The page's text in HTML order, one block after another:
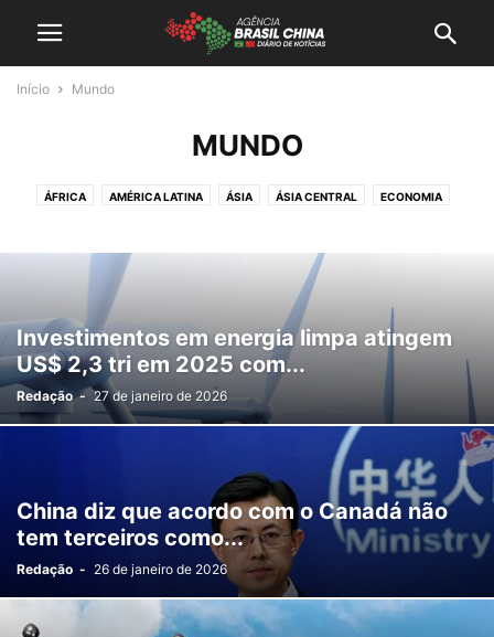
Início Mundo
MUNDO
ÁFRICA AMÉRICA LATINA ÁSIA ÁSIA CENTRAL ECONOMIA
OESTE ASIÁTICO POLITICA SUDESTE ASIÁTICO
Investimentos em energia limpa atingem
US$ 2,3 tri em 2025 com...
Redação - 27 de janeiro de 2026
China diz que acordo com o Canadá não
tem terceiros como...
Redação - 26 de janeiro de 2026